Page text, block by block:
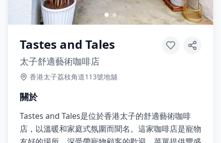
Tastes and Tales
太子舒適藝術咖啡店
香港太子荔枝角道113號地舖
關於
Tastes and Tales是位於香港太子的舒適藝術咖啡
店，以溫暖和家庭式氛圍而聞名。這家咖啡店是寵物